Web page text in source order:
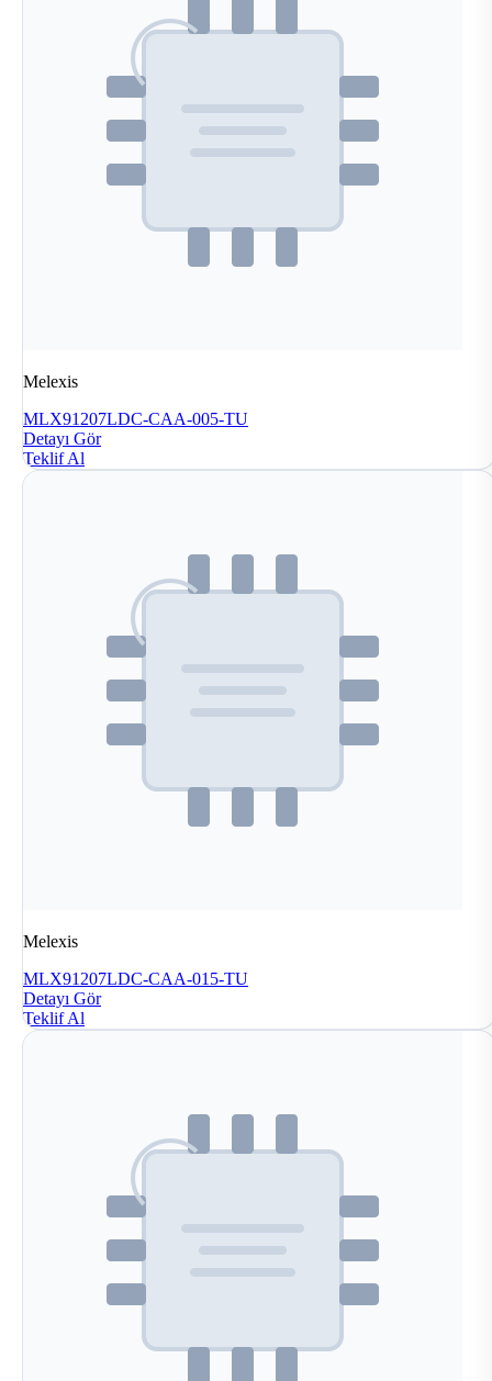
Melexis
MLX91207LDC-CAA-005-TU
Detayı Gör
Teklif Al
Melexis
MLX91207LDC-CAA-015-TU
Detayı Gör
Teklif Al